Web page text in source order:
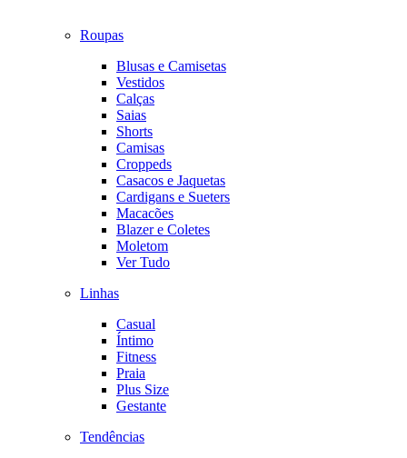
Roupas
Blusas e Camisetas
Vestidos
Calças
Saias
Shorts
Camisas
Croppeds
Casacos e Jaquetas
Cardigans e Sueters
Macacões
Blazer e Coletes
Moletom
Ver Tudo
Linhas
Casual
Íntimo
Fitness
Praia
Plus Size
Gestante
Tendências